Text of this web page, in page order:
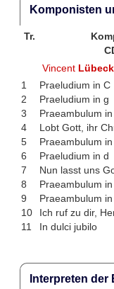
Komponisten
Tr.
Vincent Lübeck
1
Praeludium in C
2
Praeludium in g
3
Praeambulum in
4
Lobt Gott, ihr
5
Praeambulum
6
Praeludium in d
7
Nun lasst uns
8
Praeambulum
9
Praeambulum in
10
Ich ruf zu dir,
11
In dulci jubilo
Interpreten der